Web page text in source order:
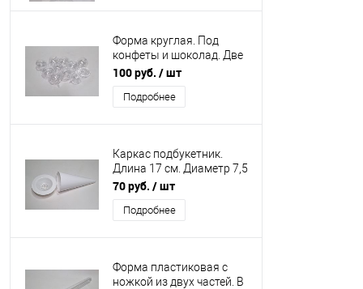
Вес 150 гр.
Форма круглая. Под
конфеты и шоколад. Две
половинки. Диаметр 4 см.
Упаковка 10 шт.
100 руб. / шт
Подробнее
Каркас подбукетник.
Длина 17 см. Диаметр 7,5
см. Вес 50 гр.
70 руб. / шт
Подробнее
Форма пластиковая с
ножкой из двух частей. В